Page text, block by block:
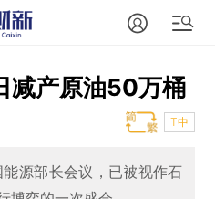
减产原油50万桶
T中
源部长会议，已被视作石